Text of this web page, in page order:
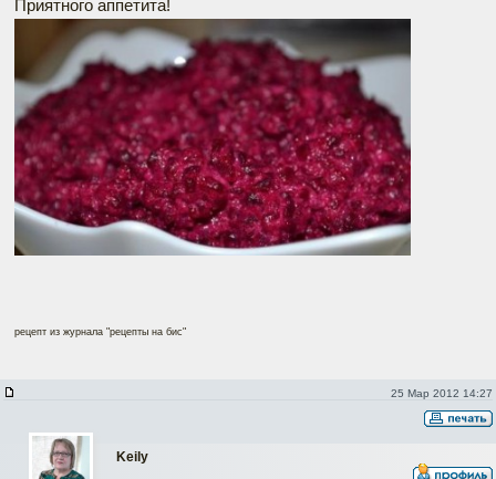
Приятного аппетита!
рецепт из журнала "рецепты на бис"
25 Мар 2012 14:27
Keily